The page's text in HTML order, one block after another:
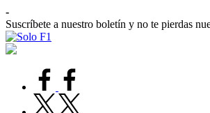
Saltar
al
contenido
-
Suscríbete a nuestro boletín y no te pierdas
Para
facebook.com
twitter.com